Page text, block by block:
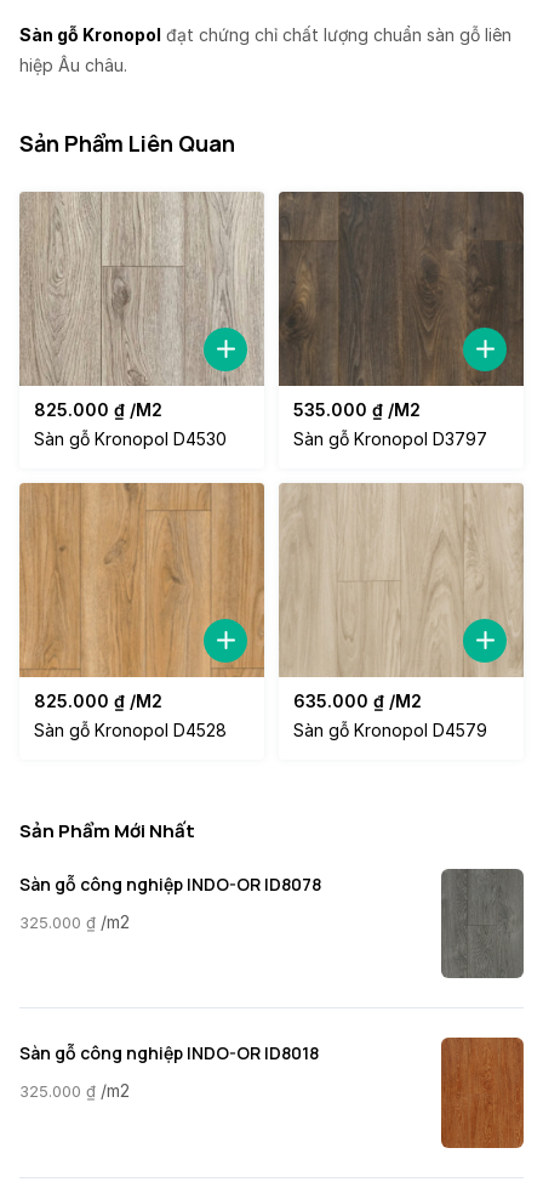
Sàn gỗ Kronopol đạt chứng chỉ chất lượng chuẩn sàn gỗ liên
hiệp Âu châu.
Sản Phẩm Liên Quan
825.000 ₫ /M2
Sàn gỗ Kronopol D4530
535.000 ₫ /M2
Sàn gỗ Kronopol D3797
825.000 ₫ /M2
Sàn gỗ Kronopol D4528
635.000 ₫ /M2
Sàn gỗ Kronopol D4579
Sản Phẩm Mới Nhất
Sàn gỗ công nghiệp INDO-OR ID8078
325.000 ₫ /m2
Sàn gỗ công nghiệp INDO-OR ID8018
325.000 ₫ /m2